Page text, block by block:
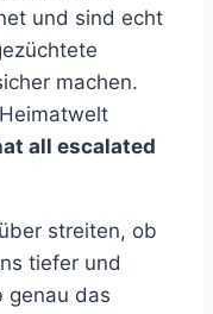
und sind echt
machen.
all escalated
streiten, ob
tiefer und
genau das